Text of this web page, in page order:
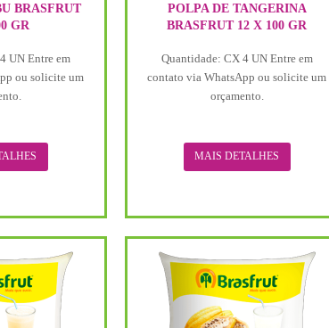
BRASFRUT
GR
UN Entre em
ou solicite um
POLPA DE TANGERINA
BRASFRUT 12 X 100 GR
Quantidade: CX 4 UN Entre em
contato via WhatsApp ou solicite um
orçamento.
MAIS DETALHES